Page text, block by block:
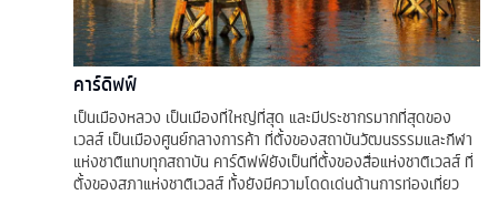
คาร์ดิฟฟ์
เป็นเมืองหลวง เป็นเมืองที่ใหญ่ที่สุด และมีประชากรมากที่สุดของ
เวลส์ เป็นเมืองศูนย์กลางการค้า ที่ตั้งของสถาบันวัฒนธรรมและกีฬา
แห่งชาติแทบทุกสถาบัน คาร์ดิฟฟ์ยังเป็นที่ตั้งของสื่อแห่งชาติเวลส์ ที่
ตั้งของสภาแห่งชาติเวลส์ ทั้งยังมีความโดดเด่นด้านการท่องเที่ยว